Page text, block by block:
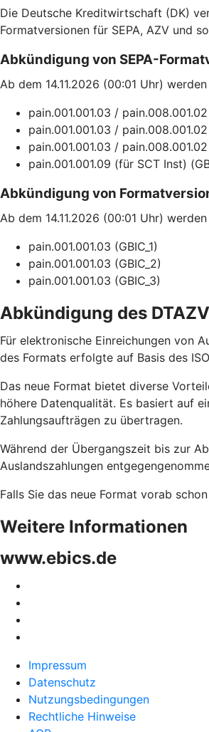
Die Deutsche Kreditwirtschaft (DK)
Formatversionen für SEPA, AZV und
Abkündigung von SEPA-
Ab dem 14.11.2026 (00:01 Uhr)
pain.001.001.03 /
pain.001.001.03 /
pain.001.001.03 /
pain.001.001.09 (für SCT Inst)
Abkündigung von
Ab dem 14.11.2026 (00:01 Uhr)
pain.001.001.03 (GBIC_1)
pain.001.001.03 (GBIC_2)
pain.001.001.03 (GBIC_3)
Abkündigung des
Für elektronische Einreichungen von
des Formats erfolgte auf Basis des
Das neue Format bietet diverse
höhere Datenqualität. Es basiert auf
Zahlungsaufträgen zu übertragen.
Während der Übergangszeit bis zur
Auslandszahlungen
Falls Sie das neue Format vorab
Weitere Informationen
www.ebics.de
Impressum
Datenschutz
Nutzungsbedingungen
Rechtliche Hinweise